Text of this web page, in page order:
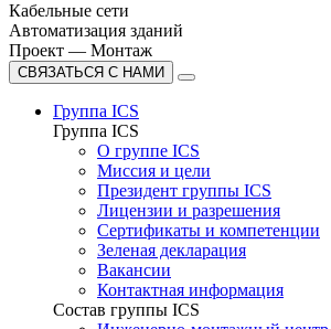
Кабельные сети
Автоматизация зданий
Проект — Монтаж
СВЯЗАТЬСЯ С НАМИ
Группа ICS
Группа ICS
О группе ICS
Миссия и цели
Президент группы ICS
Лицензии и разрешения
Сертификаты и компетенции
Зеленая декларация
Вакансии
Контактная информация
Состав группы ICS